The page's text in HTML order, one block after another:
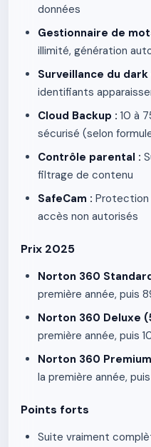
données
Gestionnaire de
illimité, génération
Surveillance du dark
identifiants
Cloud Backup : 10 à
sécurisé (selon
Contrôle parental :
filtrage de contenu
SafeCam : Protection
accès non autorisés
Prix 2025
Norton 360
première année, puis
Norton 360 Deluxe
première année, puis
Norton 360
la première année,
Points forts
Suite vraiment